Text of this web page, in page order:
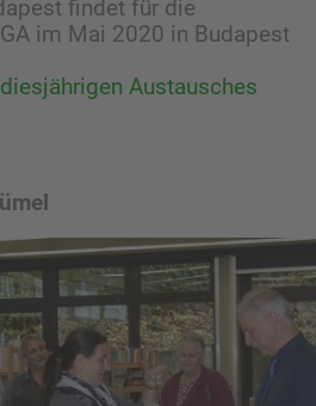
findet für die
im Mai 2020 in Budapest
Austausches